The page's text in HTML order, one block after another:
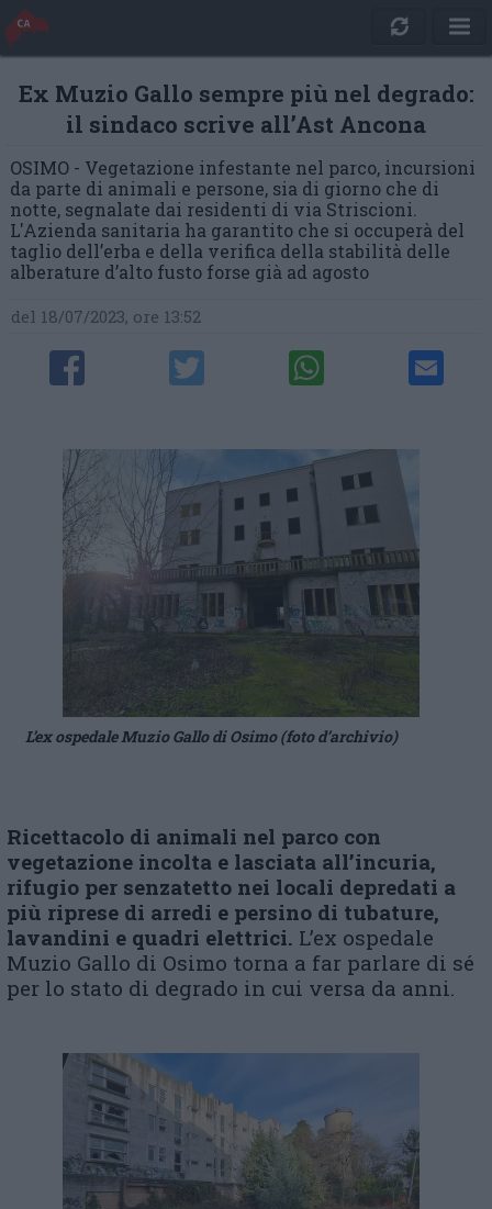
Ex Muzio Gallo sempre più nel degrado:
il sindaco scrive all’Ast Ancona
OSIMO - Vegetazione infestante nel parco, incursioni
da parte di animali e persone, sia di giorno che di
notte, segnalate dai residenti di via Striscioni.
L'Azienda sanitaria ha garantito che si occuperà del
taglio dell’erba e della verifica della stabilità delle
alberature d’alto fusto forse già ad agosto
del 18/07/2023, ore 13:52
L’ex ospedale Muzio Gallo di Osimo (foto d’archivio)
Ricettacolo di animali nel parco con
vegetazione incolta e lasciata all’incuria,
rifugio per senzatetto nei locali depredati a
più riprese di arredi e persino di tubature,
lavandini e quadri elettrici. L’ex ospedale
Muzio Gallo di Osimo torna a far parlare di sé
per lo stato di degrado in cui versa da anni.